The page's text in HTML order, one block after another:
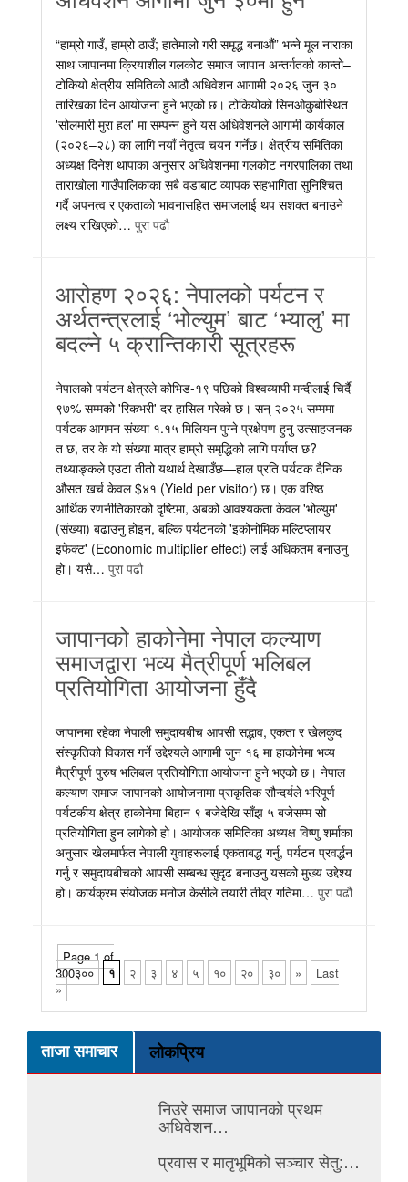
“हाम्रो गाउँ, हाम्रो ठाउँ; हातेमालो गरी समृद्ध बनाऔं” भन्ने मूल नाराका
साथ जापानमा क्रियाशील गलकोट समाज जापान अन्तर्गतको कान्तो–
टोकियो क्षेत्रीय समितिको आठौ अधिवेशन आगामी २०२६ जुन ३०
तारिखका दिन आयोजना हुने भएको छ। टोकियोको सिनओकुबोस्थित
'सोलमारी मुरा हल' मा सम्पन्न हुने यस अधिवेशनले आगामी कार्यकाल
(२०२६–२८) का लागि नयाँ नेतृत्व चयन गर्नेछ। क्षेत्रीय समितिका
अध्यक्ष दिनेश थापाका अनुसार अधिवेशनमा गलकोट नगरपालिका तथा
ताराखोला गाउँपालिकाका सबै वडाबाट व्यापक सहभागिता सुनिश्चित
गर्दै अपनत्व र एकताको भावनासहित समाजलाई थप सशक्त बनाउने
लक्ष्य राखिएको… पुरा पढौ
आरोहण २०२६: नेपालको पर्यटन र
अर्थतन्त्रलाई ‘भोल्युम’ बाट ‘भ्यालु’ मा
बदल्ने ५ क्रान्तिकारी सूत्रहरू
नेपालको पर्यटन क्षेत्रले कोभिड-१९ पछिको विश्वव्यापी मन्दीलाई चिर्दै
९७% सम्मको 'रिकभरी' दर हासिल गरेको छ। सन् २०२५ सम्ममा
पर्यटक आगमन संख्या १.१५ मिलियन पुग्ने प्रक्षेपण हुनु उत्साहजनक
त छ, तर के यो संख्या मात्र हाम्रो समृद्धिको लागि पर्याप्त छ?
तथ्याङ्कले एउटा तीतो यथार्थ देखाउँछ—हाल प्रति पर्यटक दैनिक
औसत खर्च केवल $४१ (Yield per visitor) छ। एक वरिष्ठ
आर्थिक रणनीतिकारको दृष्टिमा, अबको आवश्यकता केवल 'भोल्युम'
(संख्या) बढाउनु होइन, बल्कि पर्यटनको 'इकोनोमिक मल्टिप्लायर
इफेक्ट' (Economic multiplier effect) लाई अधिकतम बनाउनु
हो। यसै… पुरा पढौ
जापानको हाकोनेमा नेपाल कल्याण
समाजद्वारा भव्य मैत्रीपूर्ण भलिबल
प्रतियोगिता आयोजना हुँदै
जापानमा रहेका नेपाली समुदायबीच आपसी सद्भाव, एकता र खेलकुद
संस्कृतिको विकास गर्ने उद्देश्यले आगामी जुन १६ मा हाकोनेमा भव्य
मैत्रीपूर्ण पुरुष भलिबल प्रतियोगिता आयोजना हुने भएको छ। नेपाल
कल्याण समाज जापानको आयोजनामा प्राकृतिक सौन्दर्यले भरिपूर्ण
पर्यटकीय क्षेत्र हाकोनेमा बिहान ९ बजेदेखि साँझ ५ बजेसम्म सो
प्रतियोगिता हुन लागेको हो। आयोजक समितिका अध्यक्ष विष्णु शर्माका
अनुसार खेलमार्फत नेपाली युवाहरूलाई एकताबद्ध गर्नु, पर्यटन प्रवर्द्धन
गर्नु र समुदायबीचको आपसी सम्बन्ध सुदृढ बनाउनु यसको मुख्य उद्देश्य
हो। कार्यक्रम संयोजक मनोज केसीले तयारी तीव्र गतिमा… पुरा पढौ
Page 1 of
300३००
१ २ ३ ४ ५ १० २० ३० »
Last
»
ताजा समाचार लोकप्रिय
निउरे समाज जापानको प्रथम
अधिवेशन…
प्रवास र मातृभूमिको सञ्चार सेतु:…